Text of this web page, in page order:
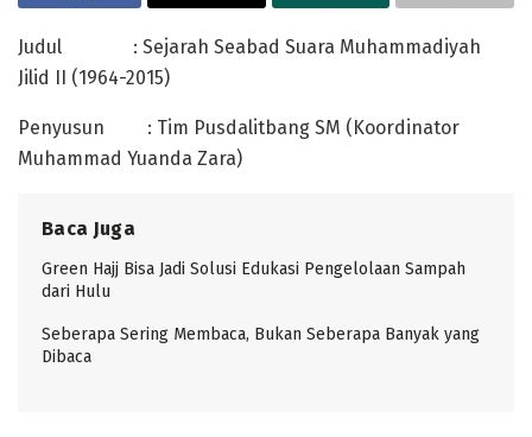
Judul : Sejarah Seabad Suara Muhammadiyah
Jilid II (1964-2015)
Penyusun : Tim Pusdalitbang SM (Koordinator
Muhammad Yuanda Zara)
Baca Juga
Green Hajj Bisa Jadi Solusi Edukasi Pengelolaan Sampah
dari Hulu
Seberapa Sering Membaca, Bukan Seberapa Banyak yang
Dibaca